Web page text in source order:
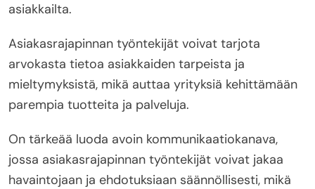
asiakkailta.
Asiakasrajapinnan työntekijät voivat tarjota
arvokasta tietoa asiakkaiden tarpeista ja
mieltymyksistä, mikä auttaa yrityksiä kehittämään
parempia tuotteita ja palveluja.
On tärkeää luoda avoin kommunikaatiokanava,
jossa asiakasrajapinnan työntekijät voivat jakaa
havaintojaan ja ehdotuksiaan säännöllisesti, mikä